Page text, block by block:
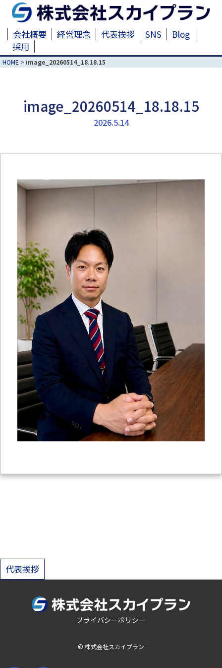
会社概要 経営理念 代表挨拶 SNS
Blog
採用
HOME > image_20260514_18.18.15
image_20260514_18.18.15
2026.5.14
投代表挨拶
プライバシーポリシー
© 株式会社スカイプラン